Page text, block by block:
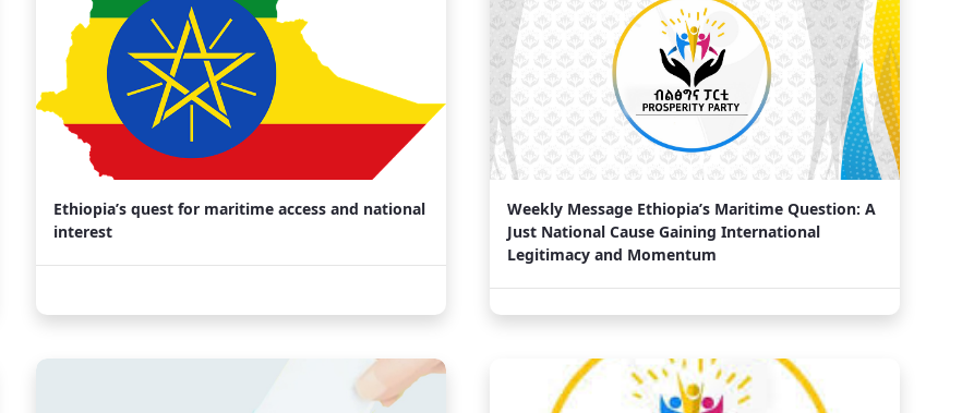
Ethiopia’s quest for maritime access and national
interest
Weekly Message Ethiopia’s Maritime Question: A
Just National Cause Gaining International
Legitimacy and Momentum